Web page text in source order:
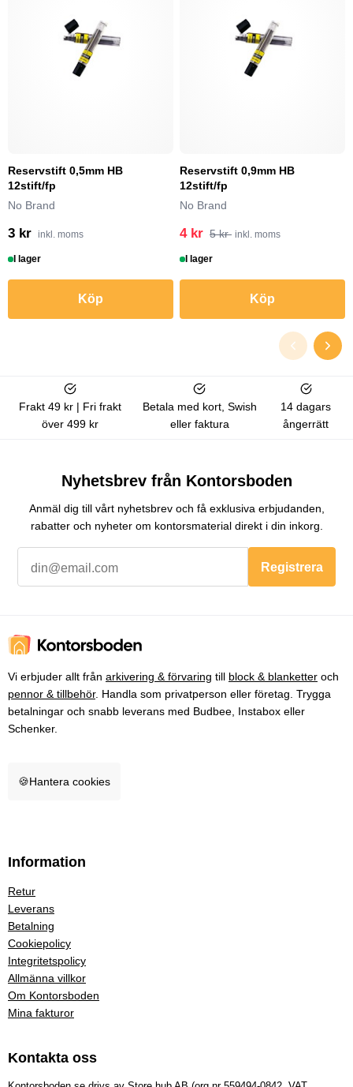
Reservstift 0,5mm HB
12stift/fp
No Brand
3 kr inkl. moms
I lager
Köp
Reservstift 0,9mm HB
12stift/fp
No Brand
4 kr 5 kr inkl. moms
I lager
Köp
Frakt 49 kr | Fri frakt
över 499 kr
Betala med kort, Swish
eller faktura
14 dagars
ångerrätt
Nyhetsbrev från Kontorsboden
Anmäl dig till vårt nyhetsbrev och få exklusiva erbjudanden,
rabatter och nyheter om kontorsmaterial direkt i din inkorg.
Registrera
Vi erbjuder allt från arkivering & förvaring till block & blanketter och
pennor & tillbehör. Handla som privatperson eller företag. Trygga
betalningar och snabb leverans med Budbee, Instabox eller
Schenker.
🍪Hantera cookies
Information
Retur
Leverans
Betalning
Cookiepolicy
Integritetspolicy
Allmänna villkor
Om Kontorsboden
Mina fakturor
Kontakta oss